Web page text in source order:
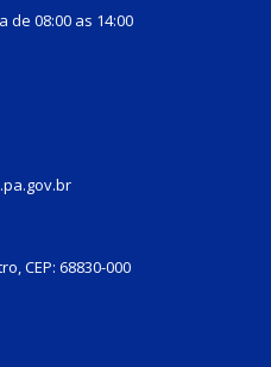
08:00 as 14:00
CEP: 68830-000